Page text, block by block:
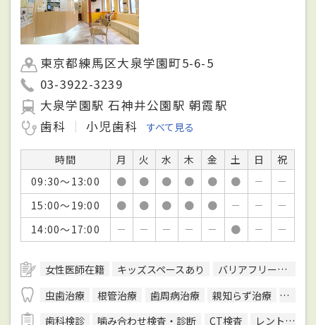
東京都練馬区大泉学園町5-6-5
03-3922-3239
大泉学園駅 石神井公園駅 朝霞駅
歯科
小児歯科 すべて見る
時間 月 火 水 木 金 土 日
祝
09:30～13:00
● ● ● ● ● ● －
－
15:00～19:00
● ● ● ● ● － －
－
14:00～17:00
－ － － － － ● － －
女性医師在籍 キッズスペースあり バリアフリー対応
虫歯治療
根管治療 歯周病治療 親知らず治療
顎関
歯科検診
噛み合わせ検査・診断 CT検査 レントゲン検査